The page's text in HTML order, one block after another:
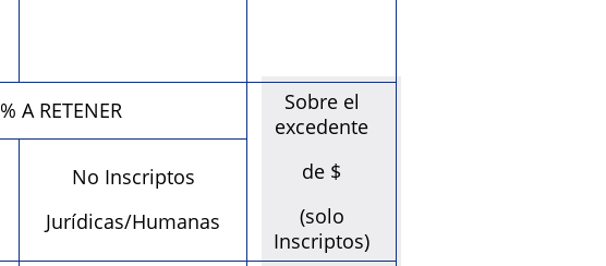
% A RETENER
Sobre el
excedente
de $
(solo
Inscriptos)
No Inscriptos
Jurídicas/Humanas